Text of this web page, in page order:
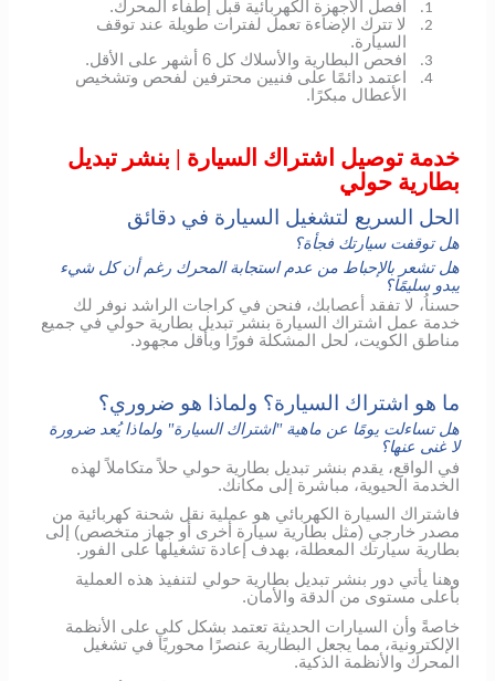
1. افصل الأجهزة الكهربائية قبل إطفاء المحرك.
2.
لا تترك الإضاءة تعمل لفترات طويلة عند توقف
السيارة.
3. افحص البطارية والأسلاك كل 6 أشهر على الأقل.
4.
اعتمد دائمًا على فنيين محترفين لفحص وتشخيص
الأعطال مبكرًا.
خدمة توصيل اشتراك السيارة | بنشر تبديل
بطارية حولي
الحل السريع لتشغيل السيارة في دقائق
هل توقفت سيارتك فجأة؟
هل تشعر بالإحباط من عدم استجابة المحرك رغم أن كل شيء
يبدو سليمًا؟
حسناُ، لا تفقد أعصابك، فنحن في كراجات الراشد نوفر لك
خدمة عمل اشتراك السيارة بنشر تبديل بطارية حولي في جميع
مناطق الكويت، لحل المشكلة فورًا وبأقل مجهود.
ما هو اشتراك السيارة؟ ولماذا هو ضروري؟
هل تساءلت يومًا عن ماهية "اشتراك السيارة" ولماذا يُعد ضرورة
لا غنى عنها؟
في الواقع، يقدم بنشر تبديل بطارية حولي حلاً متكاملاً لهذه
الخدمة الحيوية، مباشرة إلى مكانك.
فاشتراك السيارة الكهربائي هو عملية نقل شحنة كهربائية من
مصدر خارجي (مثل بطارية سيارة أخرى أو جهاز متخصص) إلى
بطارية سيارتك المعطلة، بهدف إعادة تشغيلها على الفور.
وهنا يأتي دور بنشر تبديل بطارية حولي لتنفيذ هذه العملية
بأعلى مستوى من الدقة والأمان.
خاصةً وأن السيارات الحديثة تعتمد بشكل كلي على الأنظمة
الإلكترونية، مما يجعل البطارية عنصرًا محوريًا في تشغيل
المحرك والأنظمة الذكية.